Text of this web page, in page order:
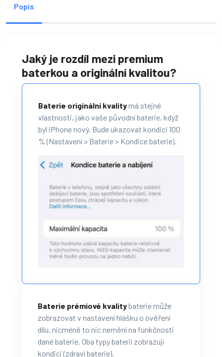
Popis
Jaký je rozdíl mezi premium
baterkou a originální kvalitou?
Baterie originální kvalitymá stejné
vlastnosti, jako vaše původní baterie, když
byl iPhone nový. Bude ukazovat kondici 100
% (Nastavení > Baterie > Kondice baterie).
Baterie prémiové kvalitybaterie může
zobrazovat v nastavení hlášku o ověření
dílu, nicméně to nic nemění na funkčnosti
dané baterie. Oba typy baterií zobrazují
kondici (zdraví baterie).